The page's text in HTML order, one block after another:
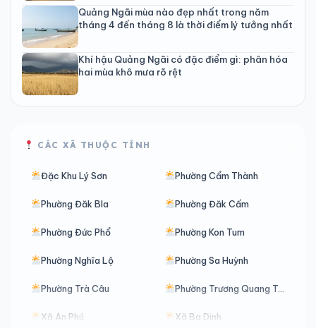
Quảng Ngãi mùa nào đẹp nhất trong năm
tháng 4 đến tháng 8 là thời điểm lý tưởng nhất
Khí hậu Quảng Ngãi có đặc điểm gì: phân hóa
hai mùa khô mưa rõ rệt
CÁC XÃ THUỘC TỈNH
Đặc Khu Lý Sơn Phường Cẩm Thành
Phường Đăk Bla Phường Đăk Cấm
Phường Đức Phổ Phường Kon Tum
Phường Nghĩa Lộ Phường Sa Huỳnh
Phường Trà Câu Phường Trương Quang Trọng
Xã An Phú Xã Ba Dinh